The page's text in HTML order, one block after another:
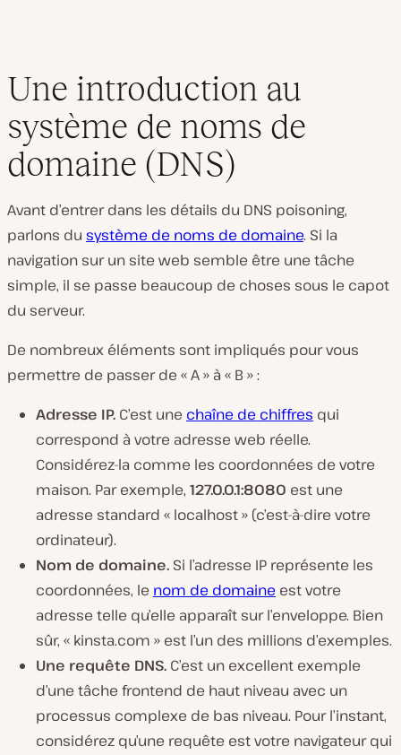
Une introduction au
système de noms de
domaine (DNS)
Avant d’entrer dans les détails du DNS poisoning,
parlons du système de noms de domaine. Si la
navigation sur un site web semble être une tâche
simple, il se passe beaucoup de choses sous le capot
du serveur.
De nombreux éléments sont impliqués pour vous
permettre de passer de « A » à « B » :
Adresse IP. C’est une chaîne de chiffres qui
correspond à votre adresse web réelle.
Considérez-la comme les coordonnées de votre
maison. Par exemple, 127.0.0.1:8080 est une
adresse standard « localhost » (c’est-à-dire votre
ordinateur).
Nom de domaine. Si l’adresse IP représente les
coordonnées, le nom de domaine est votre
adresse telle qu’elle apparaît sur l’enveloppe. Bien
sûr, « kinsta.com » est l’un des millions d’exemples.
Une requête DNS. C’est un excellent exemple
d’une tâche frontend de haut niveau avec un
processus complexe de bas niveau. Pour l’instant,
considérez qu’une requête est votre navigateur qui